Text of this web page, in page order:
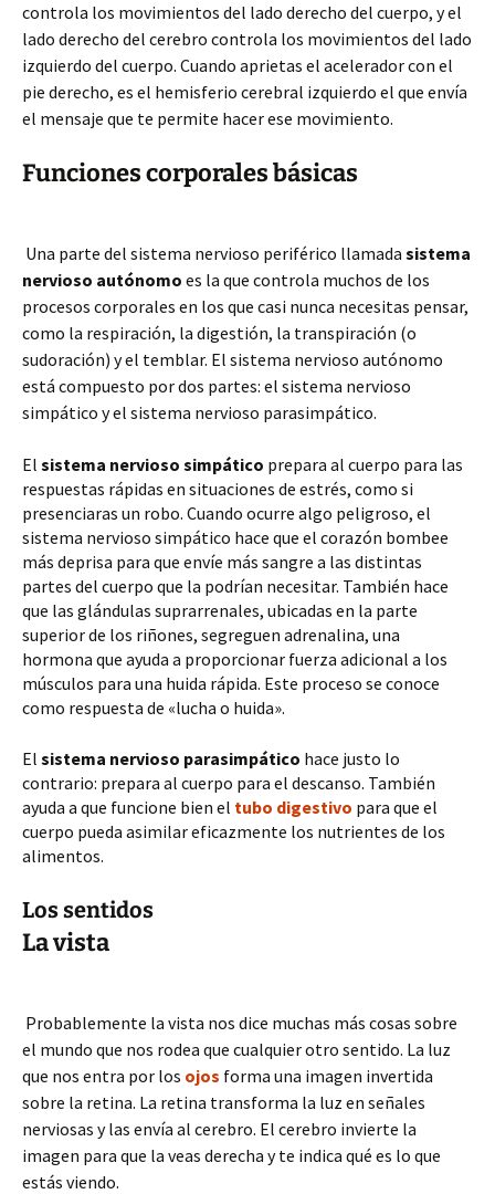
controla los movimientos del lado derecho del cuerpo, y el
lado derecho del cerebro controla los movimientos del lado
izquierdo del cuerpo. Cuando aprietas el acelerador con el
pie derecho, es el hemisferio cerebral izquierdo el que envía
el mensaje que te permite hacer ese movimiento.
Funciones corporales básicas
Una parte del sistema nervioso periférico llamada sistema
nervioso autónomo es la que controla muchos de los
procesos corporales en los que casi nunca necesitas pensar,
como la respiración, la digestión, la transpiración (o
sudoración) y el temblar. El sistema nervioso autónomo
está compuesto por dos partes: el sistema nervioso
simpático y el sistema nervioso parasimpático.
El sistema nervioso simpático prepara al cuerpo para las
respuestas rápidas en situaciones de estrés, como si
presenciaras un robo. Cuando ocurre algo peligroso, el
sistema nervioso simpático hace que el corazón bombee
más deprisa para que envíe más sangre a las distintas
partes del cuerpo que la podrían necesitar. También hace
que las glándulas suprarrenales, ubicadas en la parte
superior de los riñones, segreguen adrenalina, una
hormona que ayuda a proporcionar fuerza adicional a los
músculos para una huida rápida. Este proceso se conoce
como respuesta de «lucha o huida».
El sistema nervioso parasimpático hace justo lo
contrario: prepara al cuerpo para el descanso. También
ayuda a que funcione bien el tubo digestivo para que el
cuerpo pueda asimilar eficazmente los nutrientes de los
alimentos.
Los sentidos
La vista
Probablemente la vista nos dice muchas más cosas sobre
el mundo que nos rodea que cualquier otro sentido. La luz
que nos entra por los ojos forma una imagen invertida
sobre la retina. La retina transforma la luz en señales
nerviosas y las envía al cerebro. El cerebro invierte la
imagen para que la veas derecha y te indica qué es lo que
estás viendo.